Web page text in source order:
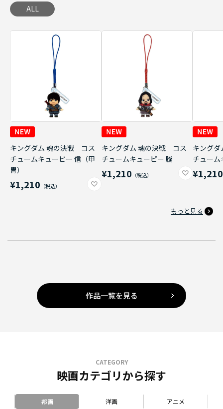
ALL
キングダム 魂の決戦 コス
チュームキューピー 信（甲
冑）
¥1,210
キングダム 魂の決戦 コス
チュームキューピー 騰
¥1,210
キング
チューム
¥1,210
もっと見る
作品一覧を見る
CATEGORY
映画カテゴリから探す
邦画 洋画 アニメ